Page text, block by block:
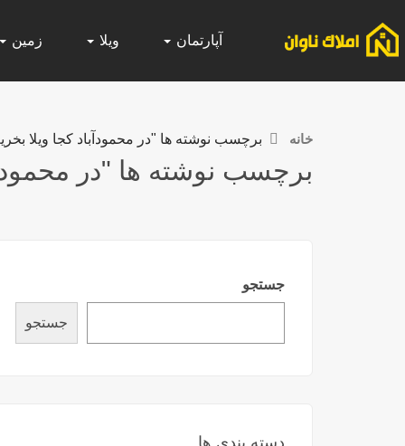
آپارتمان ویلا زمین
خانه برچسب نوشته ها "در محمودآباد کجا ویلا
برچسب نوشته ها "در
جستجو
جستجو
دسته بندی ها